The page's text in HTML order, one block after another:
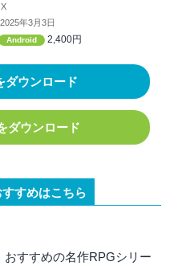
2025年3月3日
Android 2,400円
ダウンロード
ダウンロード
すめはこちら
おすすめの名作RPGシリー